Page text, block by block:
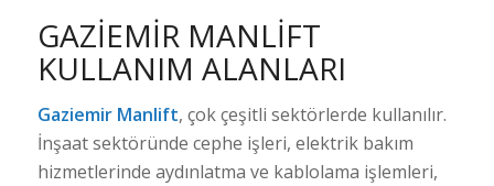
GAZIEMIR MANLIFT
KULLANIM ALANLARI
Gaziemir Manlift, çok çeşitli sektörlerde kullanılır.
İnşaat sektöründe cephe işleri, elektrik bakım
hizmetlerinde aydınlatma ve kablolama işlemleri,